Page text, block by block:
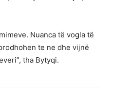
Nuanca të vogla të
te ne dhe vijnë
tha Bytyqi.